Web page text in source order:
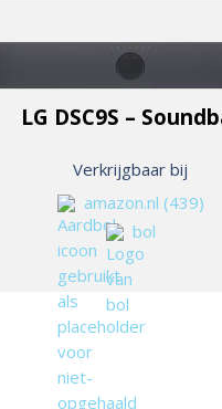
LG DSC9S –
Verkrijgbaar bij
amazon.nl (439)
bol